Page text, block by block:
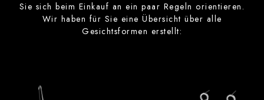
Sie sich beim Einkauf an ein paar Regeln orientieren.
Wir haben für Sie eine Übersicht über alle
Gesichtsformen erstellt: